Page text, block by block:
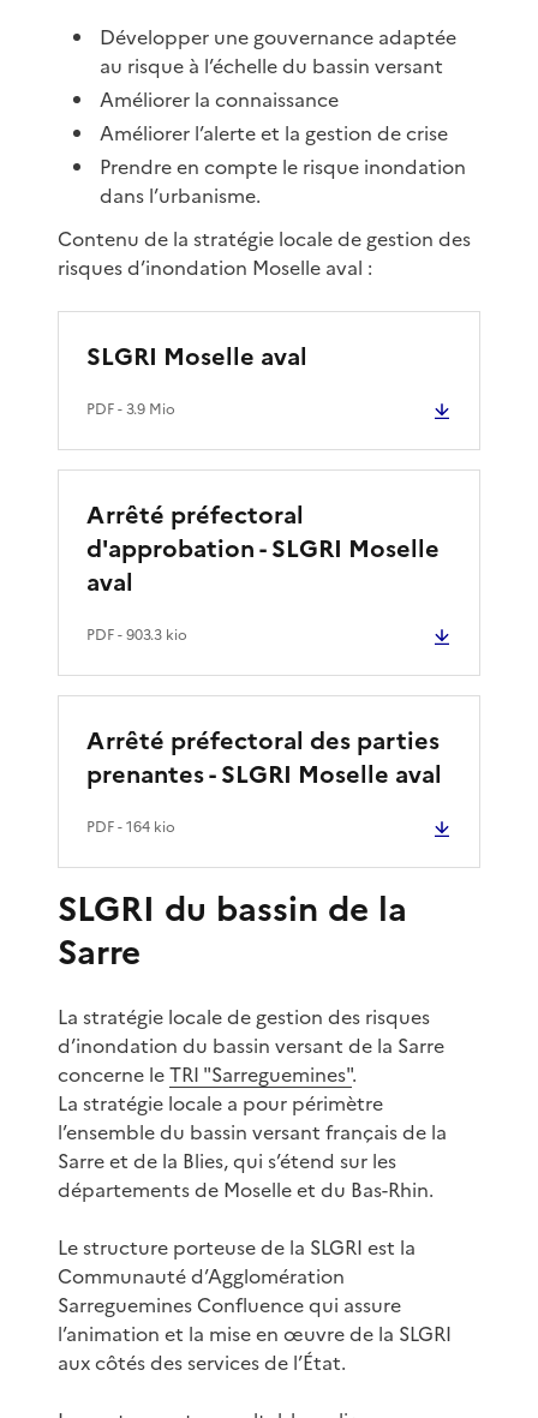
Développer une gouvernance adaptée
au risque à l’échelle du bassin versant
Améliorer la connaissance
Améliorer l’alerte et la gestion de crise
Prendre en compte le risque inondation
dans l’urbanisme.
Contenu de la stratégie locale de gestion des
risques d’inondation Moselle aval :
SLGRI Moselle aval
PDF- 3.9 Mio
Arrêté préfectoral
d'approbation - SLGRI Moselle
aval
PDF- 903.3 kio
Arrêté préfectoral des parties
prenantes - SLGRI Moselle aval
PDF- 164 kio
SLGRI du bassin de la
Sarre
La stratégie locale de gestion des risques
d’inondation du bassin versant de la Sarre
concerne leTRI "Sarreguemines".
La stratégie locale a pour périmètre
l’ensemble du bassin versant français de la
Sarre et de la Blies, qui s’étend sur les
départements de Moselle et du Bas-Rhin.
Le structure porteuse de la SLGRI est la
Communauté d’Agglomération
Sarreguemines Confluence qui assure
l’animation et la mise en œuvre de la SLGRI
aux côtés des services de l’État.